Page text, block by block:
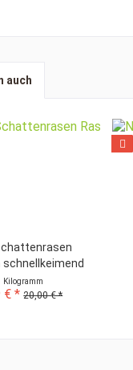
auch
Kilogramm
€ * 20,00 € *